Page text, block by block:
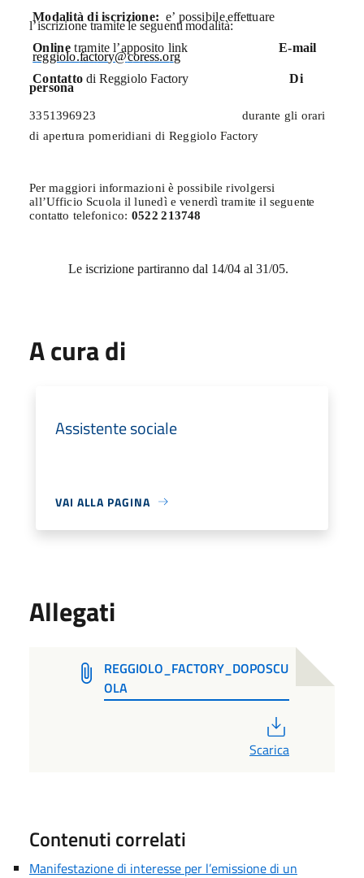
Modalità di iscrizione: e’ possibile effettuare
l’iscrizione tramite leseguenti modalità:
Online tramite l’apposito link E-mail
reggiolo.factory@coress.org
Contatto di Reggiolo Factory Di
persona
3351396923 durante gli orari
di apertura pomeridiani di Reggiolo Factory
Permaggiori informazioni è possibile rivolgersi
all’Ufficio Scuola illunedì e venerdì tramiteil seguente
contatto telefonico: 0522 213748
Le iscrizione partiranno dal 14/04 al 31/05.
A cura di
Assistente sociale
VAI ALLA PAGINA
Allegati
REGGIOLO_FACTORY_DOPOSCU
OLA
Scarica
Contenuti correlati
Manifestazione di interesse per l’emissione di un